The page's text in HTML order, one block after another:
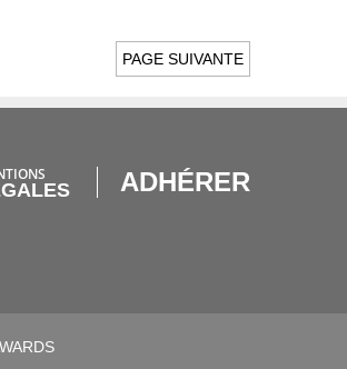
PAGE SUIVANTE
ADHÉRER